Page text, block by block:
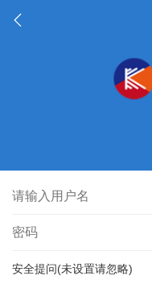
安全提问(未设置请忽略)